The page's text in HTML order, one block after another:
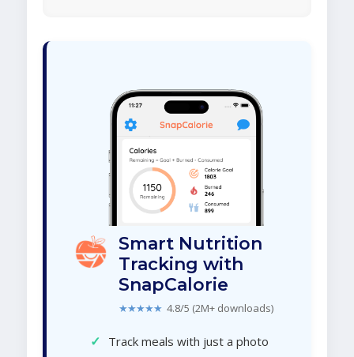
Smart Nutrition
Tracking with
SnapCalorie
★★★★★ 4.8/5 (2M+ downloads)
✓ Track meals with just a photo